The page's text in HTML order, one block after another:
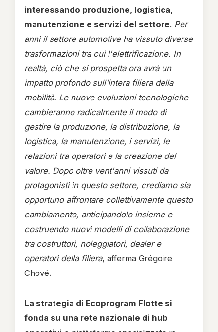
interessando produzione, logistica,
manutenzione e servizi del settore. Per
anni il settore automotive ha vissuto diverse
trasformazioni tra cui l'elettrificazione. In
realtà, ciò che si prospetta ora avrà un
impatto profondo sull'intera filiera della
mobilità. Le nuove evoluzioni tecnologiche
cambieranno radicalmente il modo di
gestire la produzione, la distribuzione, la
logistica, la manutenzione, i servizi, le
relazioni tra operatori e la creazione del
valore. Dopo oltre vent'anni vissuti da
protagonisti in questo settore, crediamo sia
opportuno affrontare collettivamente questo
cambiamento, anticipandolo insieme e
costruendo nuovi modelli di collaborazione
tra costruttori, noleggiatori, dealer e
operatori della filiera, afferma Grégoire
Chové.
La strategia di Ecoprogram Flotte si
fonda su una rete nazionale di hub